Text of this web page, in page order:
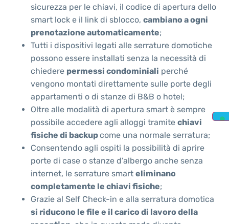
sicurezza per le chiavi, il codice di apertura dello
smart lock e il link di sblocco, cambiano a ogni
prenotazione automaticamente;
Tutti i dispositivi legati alle serrature domotiche
possono essere installati senza la necessità di
chiedere permessi condominiali perché
vengono montati direttamente sulle porte degli
appartamenti o di stanze di B&B o hotel;
Oltre alle modalità di apertura smart è sempre
possibile accedere agli alloggi tramite chiavi
fisiche di backupcome una normale serratura;
Consentendo agli ospiti la possibilità di aprire
porte di case o stanze d’albergo anche senza
internet, le serrature smart eliminano
completamente le chiavi fisiche;
Grazie al Self Check-in e alla serratura domotica
si riducono le file e il carico di lavoro della